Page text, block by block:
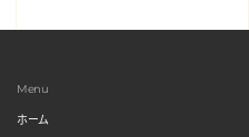
Menu
ホーム